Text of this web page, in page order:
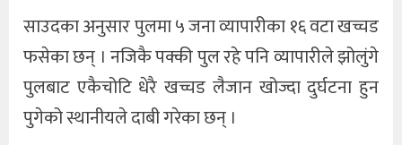
साउदका अनुसार पुलमा ५ जना व्यापारीका १६ वटा खच्चड
फसेका छन् । नजिकै पक्की पुल रहे पनि व्यापारीले झोलुंगे
पुलबाट एकैचोटि धेरै खच्चड लैजान खोज्दा दुर्घटना हुन
पुगेको स्थानीयले दाबी गरेका छन् ।